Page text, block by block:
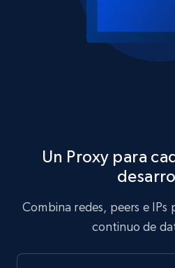
Un Proxy para
Combina redes, peers e
continuo de